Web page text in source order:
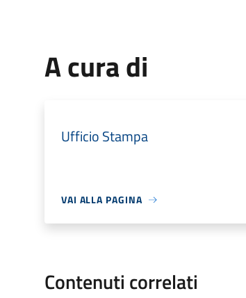
A cura di
Ufficio Stampa
VAI ALLA PAGINA
Contenuti correlati